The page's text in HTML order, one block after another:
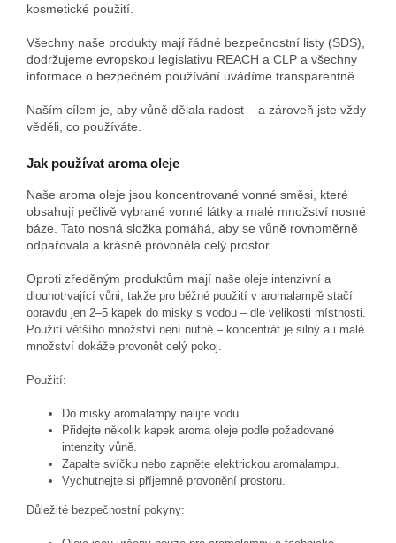
kosmetické použití.
Všechny naše produkty mají řádné bezpečnostní listy (SDS),
dodržujeme evropskou legislativu REACH a CLP a všechny
informace o bezpečném používání uvádíme transparentně.
Naším cílem je, aby vůně dělala radost – a zároveň jste vždy
věděli, co používáte.
Jak používat aroma oleje
Naše aroma oleje jsou koncentrované vonné směsi, které
obsahují pečlivě vybrané vonné látky a malé množství nosné
báze. Tato nosná složka pomáhá, aby se vůně rovnoměrně
odpařovala a krásně provoněla celý prostor.
Oproti zředěným produktům mají naše oleje intenzivní a
dlouhotrvající vůni, takže pro běžné použití v aromalampě stačí
opravdu jen 2–5 kapek do misky s vodou – dle velikosti místnosti.
Použití většího množství není nutné – koncentrát je silný a i malé
množství dokáže provonět celý pokoj.
Použití:
Do misky aromalampy nalijte vodu.
Přidejte několik kapek aroma oleje podle požadované
intenzity vůně.
Zapalte svíčku nebo zapněte elektrickou aromalampu.
Vychutnejte si příjemné provonění prostoru.
Důležité bezpečnostní pokyny: